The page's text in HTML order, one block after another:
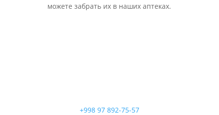
можете забрать их в наших аптеках.
+998 97 892-75-57